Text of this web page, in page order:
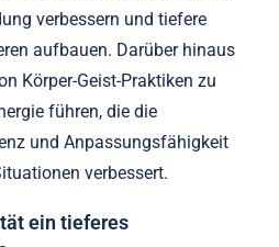
verbessern und tiefere
aufbauen. Darüber hinaus
Körper-Geist-Praktiken zu
führen, die die
und Anpassungsfähigkeit
verbessert.
ein tieferes